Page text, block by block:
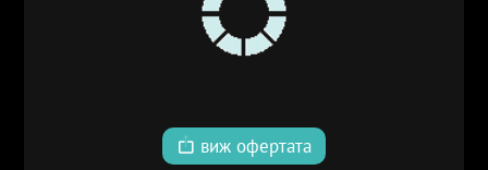
виж офертата